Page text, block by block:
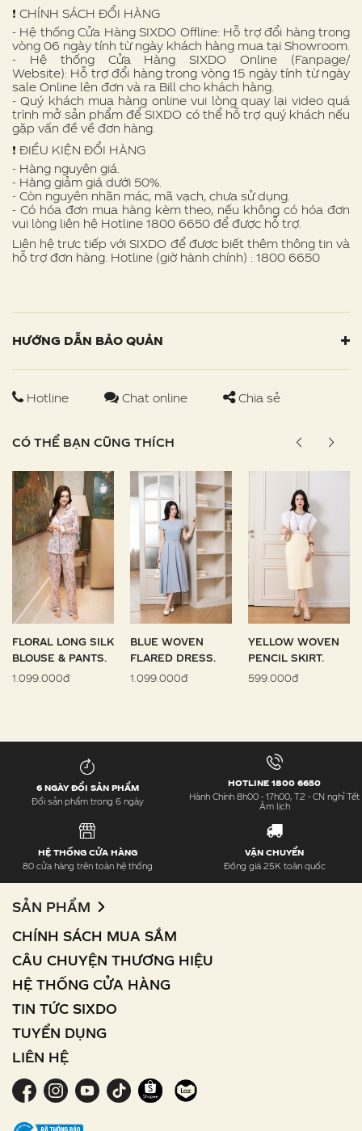
❗️ CHÍNH SÁCH ĐỔI HÀNG
- Hệ thống Cửa Hàng SIXDO Offline: Hỗ trợ đổi hàng trong
vòng 06 ngày tính từ ngày khách hàng mua tại Showroom.
- Hệ thống Cửa Hàng SIXDO Online (Fanpage/
Website): Hỗ trợ đổi hàng trong vòng 15 ngày tính từ ngày
sale Online lên đơn và ra Bill cho khách hàng.
- Quý khách mua hàng online vui lòng quay lại video quá
trình mở sản phẩm để SIXDO có thể hỗ trợ quý khách nếu
gặp vấn đề về đơn hàng.
❗ ️ĐIỀU KIỆN ĐỔI HÀNG
- Hàng nguyên giá.
- Hàng giảm giá dưới 50%.
- Còn nguyên nhãn mác, mã vạch, chưa sử dụng.
- Có hóa đơn mua hàng kèm theo, nếu không có hóa đơn
vui lòng liên hệ Hotline 1800 6650 để được hỗ trợ.
Liên hệ trực tiếp với SIXDO để được biết thêm thông tin và
hỗ trợ đơn hàng. Hotline (giờ hành chính) : 1800 6650
HƯỚNG DẪN BẢO QUẢN
Hotline Chat online Chia sẻ
CÓ THỂ BẠN CŨNG THÍCH
FLORAL LONG SILK
BLOUSE & PANTS.
1.099.000đ
BLUE WOVEN
FLARED DRESS.
1.099.000đ
YELLOW WOVEN
PENCIL SKIRT.
599.000đ
6 NGÀY ĐỔI SẢN PHẨM
Đổi sản phẩm trong 6 ngày
HOTLINE 1800 6650
Hành Chính 8h00 - 17h00, T2 - CN nghỉ Tết
Âm lịch
HỆ THỐNG CỬA HÀNG
80 cửa hàng trên toàn hệ thống
VẬN CHUYỂN
Đồng giá 25K toàn quốc
SẢN PHẨM
CHÍNH SÁCH MUA SẮM
CÂU CHUYỆN THƯƠNG HIỆU
HỆ THỐNG CỬA HÀNG
TIN TỨC SIXDO
TUYỂN DỤNG
LIÊN HỆ